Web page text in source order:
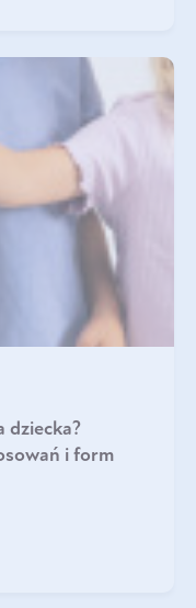
dziecka?
i form